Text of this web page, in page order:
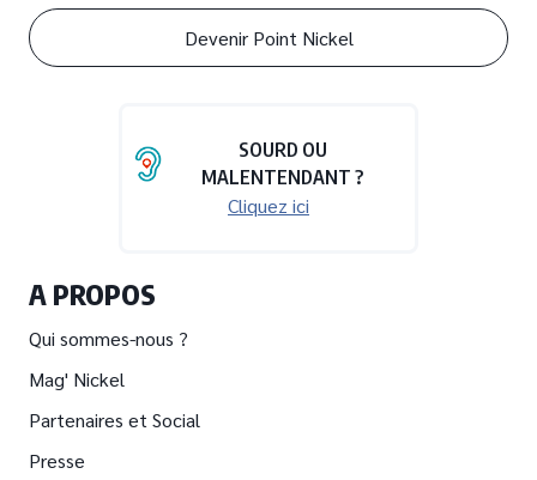
A PROPOS
Qui sommes-nous ?
Mag' Nickel
Partenaires et Social
Presse
Devenir Point Nickel
SOURD OU
MALENTENDANT ?
Cliquez ici